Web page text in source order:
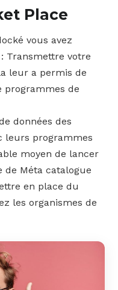
Place
vous avez
Transmettre votre
leur a permis de
de
données des
leurs programmes
moyen de lancer
Méta catalogue
en place du
les organismes de